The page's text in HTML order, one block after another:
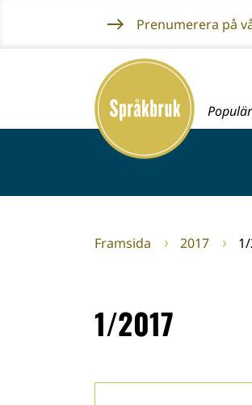
innehållet
Prenumerera på
Framsida
Framsida 2017
1/2017